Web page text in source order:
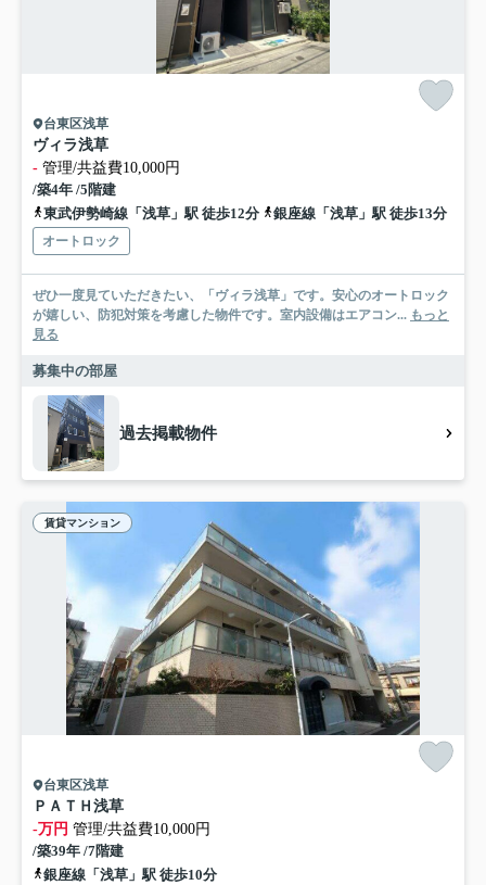
台東区浅草
ヴィラ浅草
- 管理/共益費10,000円
/築4年 /5階建
東武伊勢崎線「浅草」駅 徒歩12分
銀座線「浅草」駅 徒歩13分
オートロック
ぜひ一度見ていただきたい、「ヴィラ浅草」です。安心のオートロック
が嬉しい、防犯対策を考慮した物件です。室内設備はエアコン... もっと
見る
募集中の部屋
過去掲載物件
賃貸マンション
台東区浅草
ＰＡＴＨ浅草
-万円 管理/共益費10,000円
/築39年 /7階建
銀座線「浅草」駅 徒歩10分